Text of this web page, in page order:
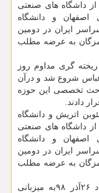
داشگاه های صنعتی
اصفهان و دانشگاه
ایران در دومین
به عرضه مطلب
۲روزه فولاد و ریخته گری مداوم روز
شروع شد و درآن
تخصصی این حوزه
دادند.
اتریش و دانشگاه
داشگاه های صنعتی
اصفهان و دانشگاه
ایران در دومین
به عرضه مطلب
اولین همایش ملی ریخته گری مداوم فولاد ۲۶آذر ۹۸به میزبانی